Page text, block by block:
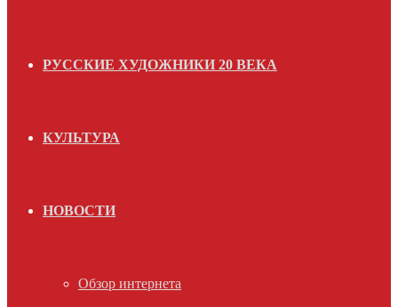
РУССКИЕ ХУДОЖНИКИ 20 ВЕКА
КУЛЬТУРА
НОВОСТИ
Обзор интернета